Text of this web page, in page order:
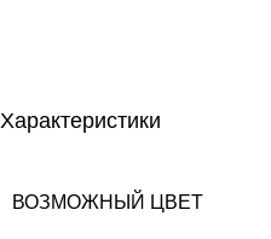
Характеристики
ВОЗМОЖНЫЙ ЦВЕТ